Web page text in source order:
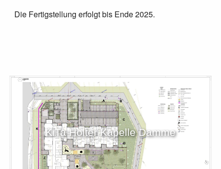
Die Fertigstellung erfolgt bis Ende 2025.
KiTa Holter Kapelle Damme